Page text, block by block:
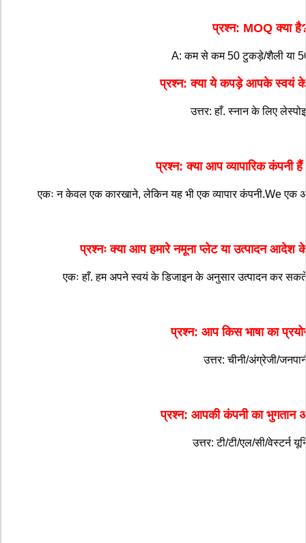
प्रश्न: MOQ क्या
A: कम से कम 50 टुकड़े/शैली या
प्रश्न: क्या ये कपड़े आपके स्वयं
उत्तर: हाँ. स्नान के लिए
प्रश्न: क्या आप व्यापारिक कंपनी हैं
एकः न केवल एक कारखाने, लेकिन यह भी एक व्यापार कंपनी.We एक
प्रश्नः क्या आप हमारे नमूना प्लेट या उत्पादन
एकः हाँ. हम अपने स्वयं के डिजाइन के अनुसार उत्पादन कर
प्रश्न: आप किस भाषा का
उत्तर: चीनी/अंग्रेजी/
प्रश्न: आपकी कंपनी का भुगतान
उत्तर: टी/टी/एल/सी/वेस्टर्न